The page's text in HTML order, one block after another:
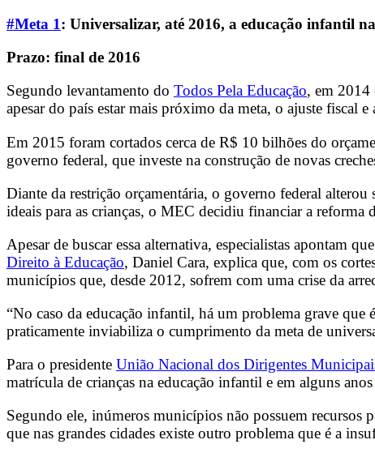
#Meta 1: Universalizar, até 2016, a educação infantil na
Prazo: final de 2016
Segundo levantamento do Todos Pela Educação, em 2014
apesar do país estar mais próximo da meta, o ajuste fiscal
Em 2015 foram cortados cerca de R$ 10 bilhões do
governo federal, que investe na construção de novas
Diante da restrição orçamentária, o governo federal
ideais para as crianças, o MEC decidiu financiar a reforma
Apesar de buscar essa alternativa, especialistas apontam
Direito à Educação, Daniel Cara, explica que, com os
municípios que, desde 2012, sofrem com uma crise da
“No caso da educação infantil, há um problema grave que
praticamente inviabiliza o cumprimento da meta de
Para o presidente União Nacional dos Dirigentes
matrícula de crianças na educação infantil e em alguns
Segundo ele, inúmeros municípios não possuem recursos
que nas grandes cidades existe outro problema que é a